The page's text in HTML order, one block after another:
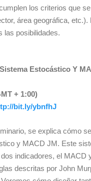
los criterios que
área geográfica,
las posibilidades.
Estocástico Y
+ 1:00)
bit.ly/ybnfhJ
se explica cómo
y MACD JM. Este
indicadores, el MACD
descritas por John